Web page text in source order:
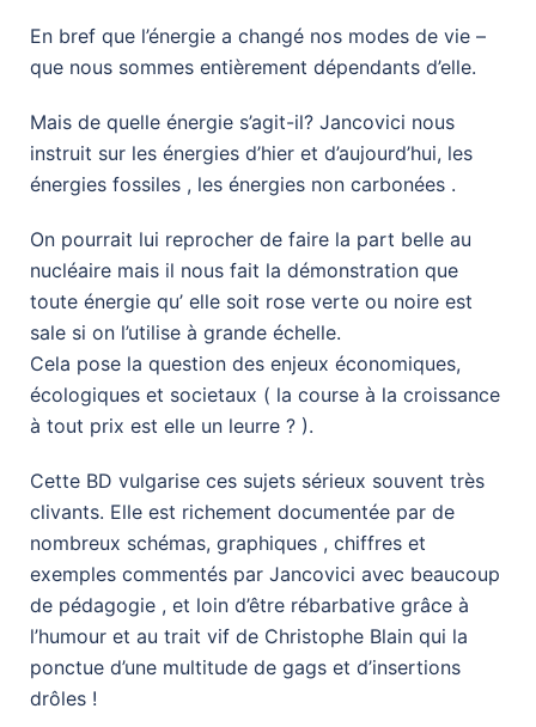
En bref que l’énergie a changé nos modes de vie –
que nous sommes entièrement dépendants d’elle.
Mais de quelle énergie s’agit-il? Jancovici nous
instruit sur les énergies d’hier et d’aujourd’hui, les
énergies fossiles , les énergies non carbonées .
On pourrait lui reprocher de faire la part belle au
nucléaire mais il nous fait la démonstration que
toute énergie qu’ elle soit rose verte ou noire est
sale si on l’utilise à grande échelle.
Cela pose la question des enjeux économiques,
écologiques et societaux ( la course à la croissance
à tout prix est elle un leurre ? ).
Cette BD vulgarise ces sujets sérieux souvent très
clivants. Elle est richement documentée par de
nombreux schémas, graphiques , chiffres et
exemples commentés par Jancovici avec beaucoup
de pédagogie , et loin d’être rébarbative grâce à
l’humour et au trait vif de Christophe Blain qui la
ponctue d’une multitude de gags et d’insertions
drôles !